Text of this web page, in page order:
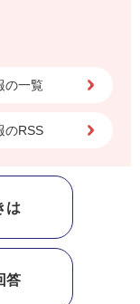
の一覧
のRSS
は
答